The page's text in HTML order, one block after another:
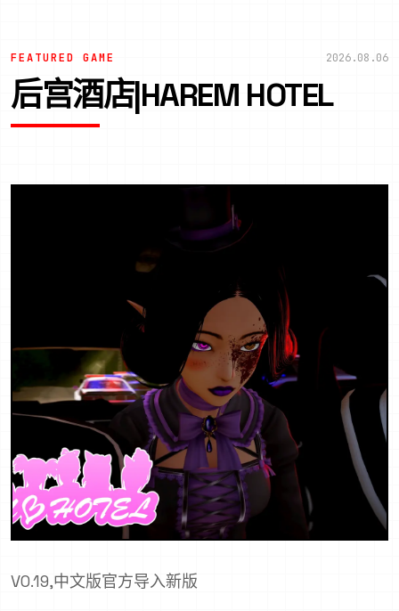
FEATURED GAME 2026.08.06
后宫酒店|HAREM HOTEL
V0.19,中文版官方导入新版